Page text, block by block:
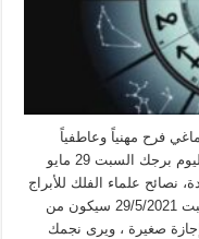
29/5/2021 توقعات ماغي فرح مهنياً وعاطفياً
وصحياً جاكلين عقيقي جاكلين عقيقي، حظك اليوم برجك السبت 29 مايو
نصائح علماء الفلك للأبراج
اليوم 29/5/2021. برج الحمل حظك اليوم السبت 29/5/2021 سيكون من
صغيرة ، ويرى نجمك